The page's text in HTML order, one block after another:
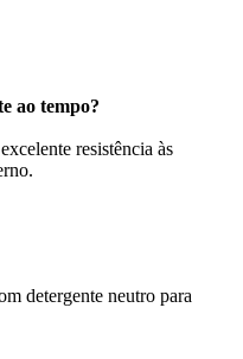
ao tempo?
resistência às
detergente neutro para